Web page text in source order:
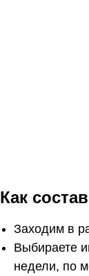
Как
Заходим в
Выбираете
недели, по